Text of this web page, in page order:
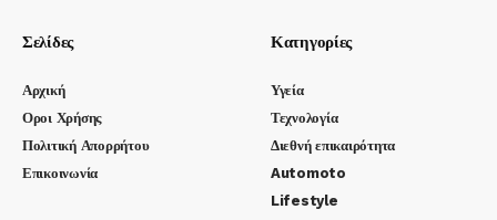
Σελίδες
Αρχική
Οροι Χρήσης
Πολιτική Απορρήτου
Επικοινωνία
Κατηγορίες
Υγεία
Τεχνολογία
Διεθνή επικαιρότητα
Automoto
Lifestyle